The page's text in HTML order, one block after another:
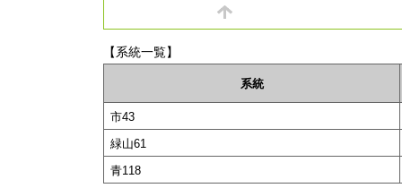
【系統一覧】
系統
市43
緑山61
青118